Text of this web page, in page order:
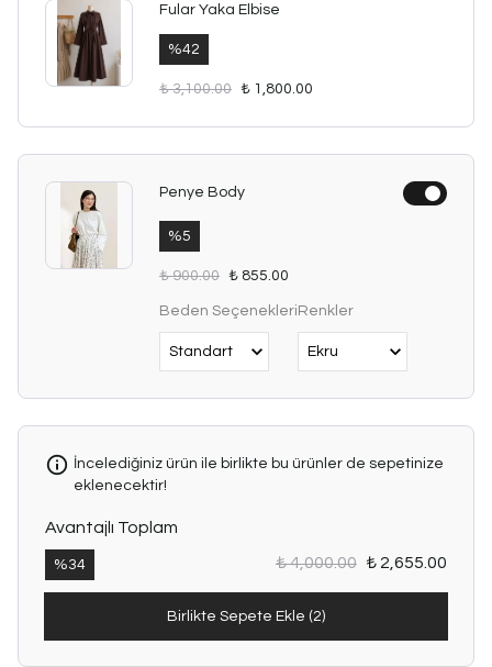
Fular Yaka Elbise
%42
₺ 3,100.00 ₺ 1,800.00
Penye Body
%5
₺ 900.00 ₺ 855.00
Beden SeçenekleriRenkler
İncelediğiniz ürün ile birlikte bu ürünler de sepetinize
eklenecektir!
Avantajlı Toplam
%34 ₺ 4,000.00 ₺ 2,655.00
Birlikte Sepete Ekle (2)